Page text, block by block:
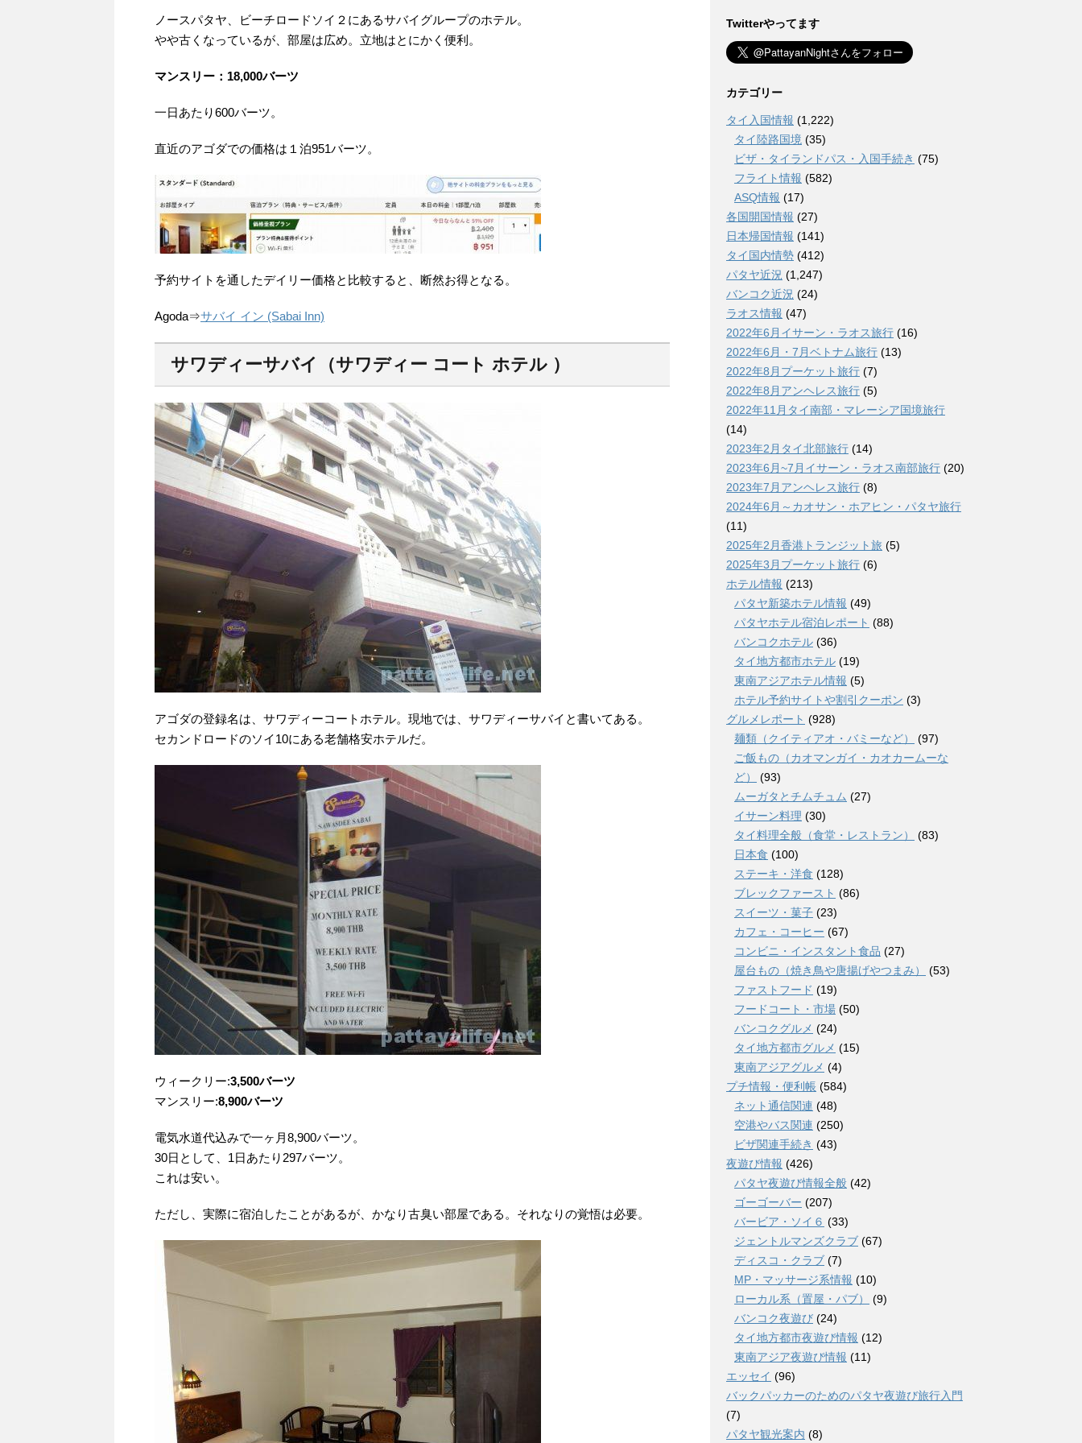
ノースパタヤ、ビーチロードソイ２にあるサバイグループのホテル。
やや古くなっているが、部屋は広め。立地はとにかく便利。
マンスリー：18,000バーツ
一日あたり600バーツ。
直近のアゴダでの価格は１泊951バーツ。
予約サイトを通したデイリー価格と比較すると、断然お得となる。
Agoda⇒サバイ イン (Sabai Inn)
サワディーサバイ（サワディー コート ホテル ）
アゴダの登録名は、サワディーコートホテル。現地では、サワディーサバイと書いてある。
セカンドロードのソイ10にある老舗格安ホテルだ。
ウィークリー:3,500バーツ
マンスリー:8,900バーツ
電気水道代込みで一ヶ月8,900バーツ。
30日として、1日あたり297バーツ。
これは安い。
ただし、実際に宿泊したことがあるが、かなり古臭い部屋である。それなりの覚悟は必要。
Twitterやってます
カテゴリー
タイ入国情報 (1,222)
タイ陸路国境 (35)
ビザ・タイランドパス・入国手続き (75)
フライト情報 (582)
ASQ情報 (17)
各国開国情報 (27)
日本帰国情報 (141)
タイ国内情勢 (412)
パタヤ近況 (1,247)
バンコク近況 (24)
ラオス情報 (47)
2022年6月イサーン・ラオス旅行 (16)
2022年6月・7月ベトナム旅行 (13)
2022年8月プーケット旅行 (7)
2022年8月アンヘレス旅行 (5)
2022年11月タイ南部・マレーシア国境旅行
(14)
2023年2月タイ北部旅行 (14)
2023年6月~7月イサーン・ラオス南部旅行 (20)
2023年7月アンヘレス旅行 (8)
2024年6月～カオサン・ホアヒン・パタヤ旅行
(11)
2025年2月香港トランジット旅 (5)
2025年3月プーケット旅行 (6)
ホテル情報 (213)
パタヤ新築ホテル情報 (49)
パタヤホテル宿泊レポート (88)
バンコクホテル (36)
タイ地方都市ホテル (19)
東南アジアホテル情報 (5)
ホテル予約サイトや割引クーポン (3)
グルメレポート (928)
麺類（クイティアオ・バミーなど）
(97)
ご飯もの（カオマンガイ・カオカームーな
ど）
(93)
ムーガタとチムチュム (27)
イサーン料理 (30)
タイ料理全般（食堂・レストラン）
(83)
日本食 (100)
ステーキ・洋食 (128)
ブレックファースト (86)
スイーツ・菓子 (23)
カフェ・コーヒー (67)
コンビニ・インスタント食品 (27)
屋台もの（焼き鳥や唐揚げやつまみ）
(53)
ファストフード (19)
フードコート・市場 (50)
バンコクグルメ (24)
タイ地方都市グルメ (15)
東南アジアグルメ (4)
プチ情報・便利帳 (584)
ネット通信関連 (48)
空港やバス関連 (250)
ビザ関連手続き (43)
夜遊び情報 (426)
パタヤ夜遊び情報全般 (42)
ゴーゴーバー (207)
バービア・ソイ６ (33)
ジェントルマンズクラブ (67)
ディスコ・クラブ (7)
MP・マッサージ系情報 (10)
ローカル系（置屋・パブ）
(9)
バンコク夜遊び (24)
タイ地方都市夜遊び情報 (12)
東南アジア夜遊び情報 (11)
エッセイ (96)
バックパッカーのためのパタヤ夜遊び旅行入門
(7)
パタヤ観光案内 (8)